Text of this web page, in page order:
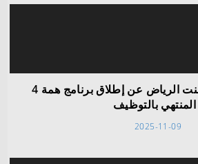
وظائف تعلن أسمنت الرياض عن إطلاق برنامج همة 4
المنتهي بالتوظيف
2025-11-09